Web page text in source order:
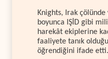
Knights, Irak çölünde
boyunca IŞİD gibi
harekât ekiplerine
faaliyete tanık
öğrendiğini ifade etti.